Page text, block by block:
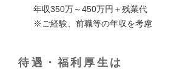
年収350万～450万円＋残業代
※ご経験、前職等の年収を考慮
待遇・福利厚生は